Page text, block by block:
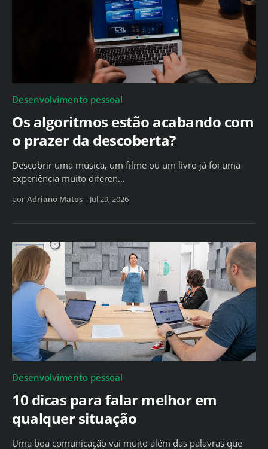
Desenvolvimento pessoal
Os algoritmos estão acabando com
o prazer da descoberta?
Descobrir uma música, um filme ou um livro já foi uma
experiência muito diferen…
por Adriano Matos - Jul 29, 2026
Desenvolvimento pessoal
10 dicas para falar melhor em
qualquer situação
Uma boa comunicação vai muito além das palavras que